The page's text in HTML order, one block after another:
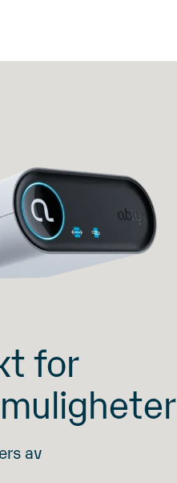
for
av